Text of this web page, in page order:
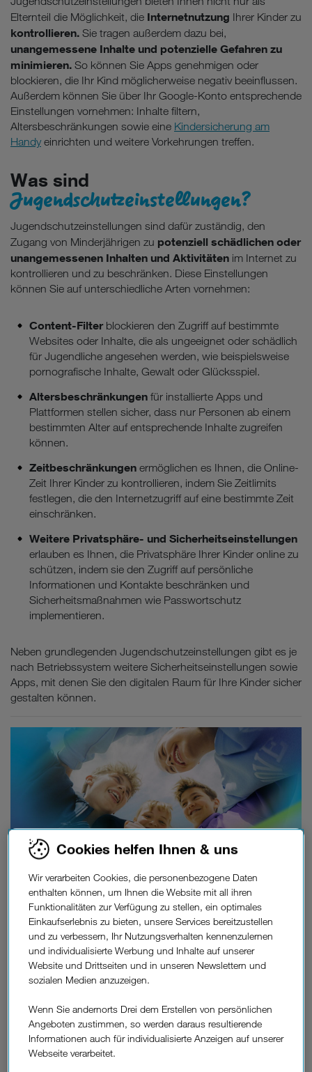
Elternteil die Möglichkeit, die Internetnutzung Ihrer Kinder zu
kontrollieren. Sie tragen außerdem dazu bei,
unangemessene Inhalte und potenzielle Gefahren zu
minimieren. So können Sie Apps genehmigen oder
blockieren, die Ihr Kind möglicherweise negativ beeinflussen.
Außerdem können Sie über Ihr Google-Konto entsprechende
Einstellungen vornehmen: Inhalte filtern,
Altersbeschränkungen sowie eine Kindersicherung am
Handy einrichten und weitere Vorkehrungen treffen.
Was sind
Jugendschutzeinstellungen?
Jugendschutzeinstellungen sind dafür zuständig, den
Zugang von Minderjährigen zu potenziell schädlichen oder
unangemessenen Inhalten und Aktivitäten im Internet zu
kontrollieren und zu beschränken. Diese Einstellungen
können Sie auf unterschiedliche Arten vornehmen:
Content-Filter blockieren den Zugriff auf bestimmte
Websites oder Inhalte, die als ungeeignet oder schädlich
für Jugendliche angesehen werden, wie beispielsweise
pornografische Inhalte, Gewalt oder Glücksspiel.
Altersbeschränkungen für installierte Apps und
Plattformen stellen sicher, dass nur Personen ab einem
bestimmten Alter auf entsprechende Inhalte zugreifen
können.
Zeitbeschränkungen ermöglichen es Ihnen, die Online-
Zeit Ihrer Kinder zu kontrollieren, indem Sie Zeitlimits
festlegen, die den Internetzugriff auf eine bestimmte Zeit
einschränken.
Weitere Privatsphäre- und Sicherheitseinstellungen
erlauben es Ihnen, die Privatsphäre Ihrer Kinder online zu
schützen, indem sie den Zugriff auf persönliche
Informationen und Kontakte beschränken und
Sicherheitsmaßnahmen wie Passwortschutz
implementieren.
Neben grundlegenden Jugendschutzeinstellungen gibt es je
nach Betriebssystem weitere Sicherheitseinstellungen sowie
Apps, mit denen Sie den digitalen Raum für Ihre Kinder sicher
gestalten können.
Sicher in die digitale Welt starten.
Von der Wahl des passenden Tarifs bis zu wertvollen Infos für
den sicheren Umgang mit dem Handy: Drei unterstützt dich
und dein Kind bei jedem Schritt.
Jugendschutzeinstellungen für
Cookies helfen Ihnen & uns
Wir verarbeiten Cookies, die personenbezogene Daten
enthalten können, um Ihnen die Website mit all ihren
Funktionalitäten zur Verfügung zu stellen, ein optimales
Einkaufserlebnis zu bieten, unsere Services bereitzustellen
und zu verbessern, Ihr Nutzungsverhalten kennenzulernen
und individualisierte Werbung und Inhalte auf unserer
Website und Drittseiten und in unseren Newslettern und
sozialen Medien anzuzeigen.
Wenn Sie andernorts Drei dem Erstellen von persönlichen
Angeboten zustimmen, so werden daraus resultierende
Informationen auch für individualisierte Anzeigen auf unserer
Webseite verarbeitet.